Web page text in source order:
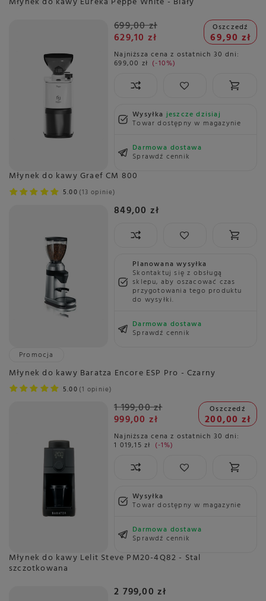
699,00 zł
629,10 zł
Oszczedź
69,90 zł
Najniższa cena z ostatnich 30 dni:
699,00 zł -10%
Wysyłkajeszcze dzisiaj
Towar dostępny w magazynie
Darmowa dostawa
Sprawdź cennik
Młynek do kawy Graef CM 800
5.00 13 opinie
849,00 zł
Planowana wysyłka
Skontaktuj się z obsługą
sklepu, aby oszacować czas
przygotowania tego produktu
do wysyłki.
Darmowa dostawa
Sprawdź cennik
Promocja
Młynek do kawy Baratza Encore ESP Pro - Czarny
5.00 1 opinie
1 199,00 zł
999,00 zł
Oszczedź
200,00 zł
Najniższa cena z ostatnich 30 dni:
1 019,15 zł -1%
Wysyłka
Towar dostępny w magazynie
Darmowa dostawa
Sprawdź cennik
Młynek do kawy Lelit Steve PM20-4Q82 - Stal
szczotkowana
2 799,00 zł